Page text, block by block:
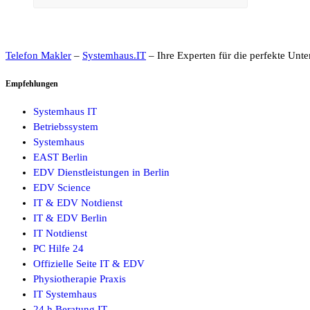
Telefon Makler – Systemhaus.IT – Ihre Experten für die perfekte
Empfehlungen
Systemhaus IT
Betriebssystem
Systemhaus
EAST Berlin
EDV Dienstleistungen in Berlin
EDV Science
IT & EDV Notdienst
IT & EDV Berlin
IT Notdienst
PC Hilfe 24
Offizielle Seite IT & EDV
Physiotherapie Praxis
IT Systemhaus